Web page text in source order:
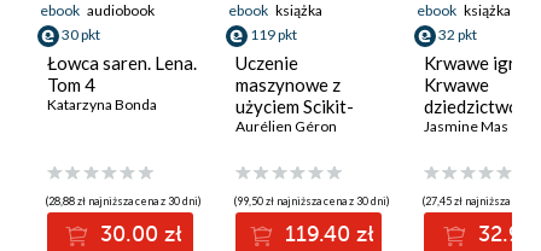
ebook audiobook
30 pkt
Łowca saren. Lena.
Tom 4
Katarzyna Bonda
(28,88 zł najniższa cena z 30 dni)
30.00 zł
ebook książka
119 pkt
Uczenie
maszynowe z
użyciem Scikit-
Learn i PyTorch.
narzędzia i techniki
umożliwiające
konstruowanie
inteligentnych
Aurélien Géron
(99,50 zł najniższa cena z 30 dni)
119.40 zł
ebook książka
32 pkt
Krwawe
Krwawe
dziedzictwo
Jasmine Mas
(27,45 zł najniższa cena
32.94